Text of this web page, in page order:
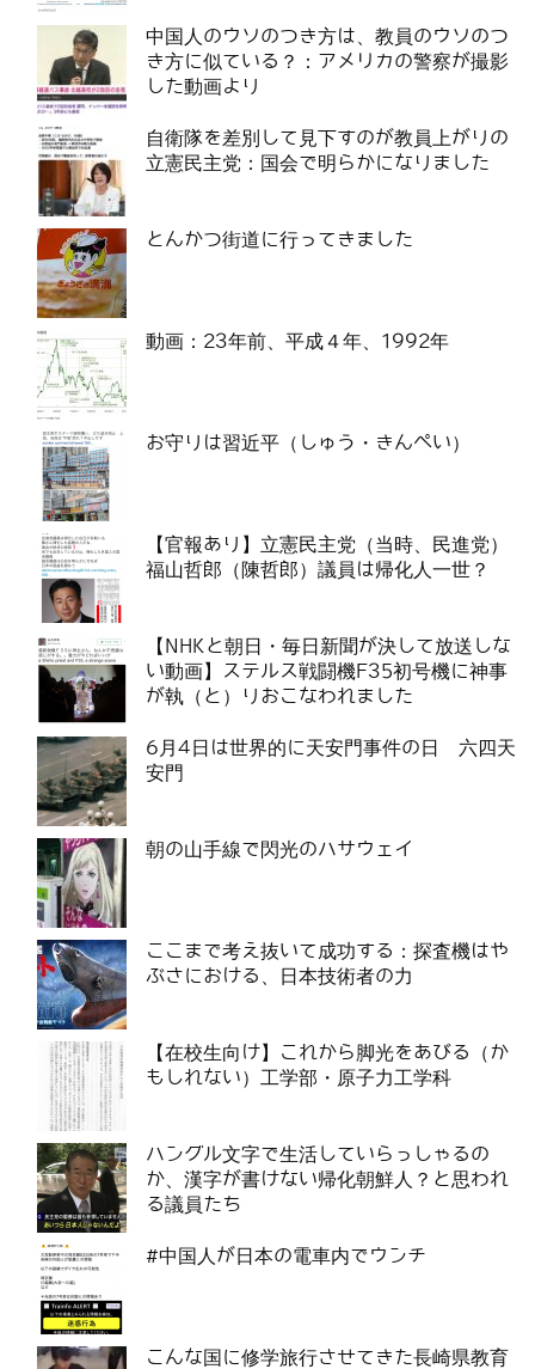
中国人のウソのつき方は、教員のウソのつ
き方に似ている？：アメリカの警察が撮影
した動画より
自衛隊を差別して見下すのが教員上がりの
立憲民主党：国会で明らかになりました
とんかつ街道に行ってきました
動画：23年前、平成４年、1992年
お守りは習近平（しゅう・きんぺい）
【官報あり】立憲民主党（当時、民進党）
福山哲郎（陳哲郎）議員は帰化人一世？
【NHKと朝日・毎日新聞が決して放送しな
い動画】ステルス戦闘機F35初号機に神事
が執（と）りおこなわれました
6月4日は世界的に天安門事件の日 六四天
安門
朝の山手線で閃光のハサウェイ
ここまで考え抜いて成功する：探査機はや
ぶさにおける、日本技術者の力
【在校生向け】これから脚光をあびる（か
もしれない）工学部・原子力工学科
ハングル文字で生活していらっしゃるの
か、漢字が書けない帰化朝鮮人？と思われ
る議員たち
#中国人が日本の電車内でウンチ
こんな国に修学旅行させてきた長崎県教育